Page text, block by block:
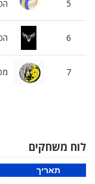
5
6
7
לוח משחקים
תאריך